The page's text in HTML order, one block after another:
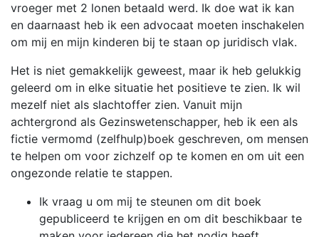
vroeger met 2 lonen betaald werd. Ik doe wat ik kan
en daarnaast heb ik een advocaat moeten inschakelen
om mij en mijn kinderen bij te staan op juridisch vlak.
Het is niet gemakkelijk geweest, maar ik heb gelukkig
geleerd om in elke situatie het positieve te zien. Ik wil
mezelf niet als slachtoffer zien. Vanuit mijn
achtergrond als Gezinswetenschapper, heb ik een als
fictie vermomd (zelfhulp)boek geschreven, om mensen
te helpen om voor zichzelf op te komen en om uit een
ongezonde relatie te stappen.
Ik vraag u om mij te steunen om dit boek
gepubliceerd te krijgen en om dit beschikbaar te